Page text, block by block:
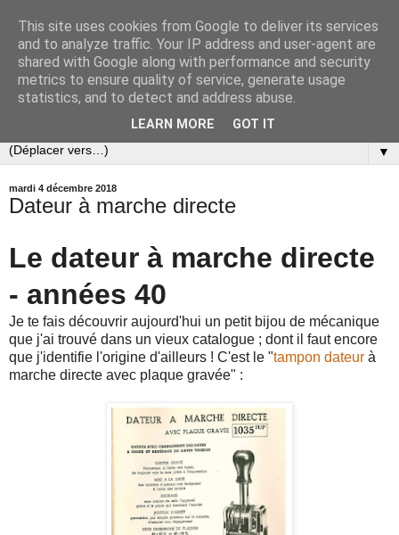
Passion : tampon encreur
Un blog de collectionneur de tampons encreurs et de
nostalgique des métiers de la gravure et de l'imprimerie.
▼
mardi 4 décembre 2018
Dateur à marche directe
Le dateur à marche directe
- années 40
Je te fais découvrir aujourd'hui un petit bijou de mécanique
que j'ai trouvé dans un vieux catalogue ; dont il faut encore
que j'identifie l'origine d'ailleurs ! C'est le "tampon dateur à
marche directe avec plaque gravée" :
This site uses cookies from Google to deliver its services
and to analyze traffic. Your IP address and user-agent are
shared with Google along with performance and security
metrics to ensure quality of service, generate usage
statistics, and to detect and address abuse.
LEARN MORE GOT IT